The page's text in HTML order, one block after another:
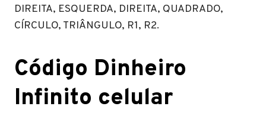
DIREITA, ESQUERDA, DIREITA, QUADRADO,
CÍRCULO, TRIÂNGULO, R1, R2.
Código Dinheiro
Infinito celular